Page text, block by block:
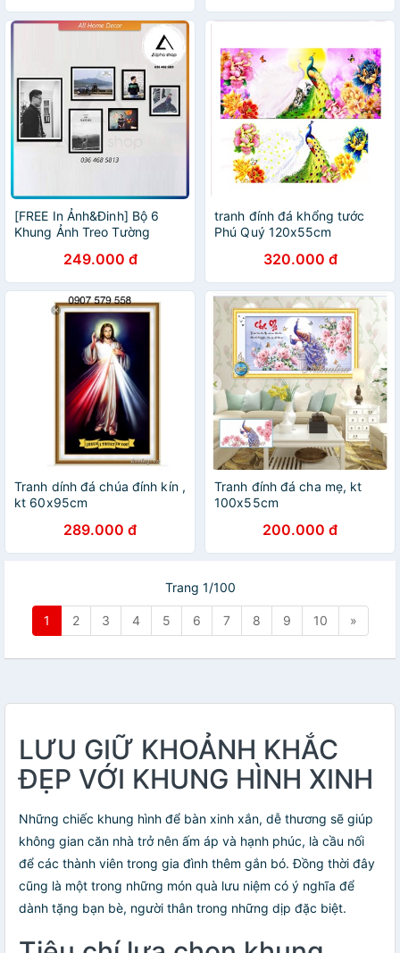
[FREE In Ảnh&Đinh] Bộ 6
Khung Ảnh Treo Tường
249.000 đ
tranh đính đá khổng tước
Phú Quý 120x55cm
320.000 đ
Tranh dính đá chúa đính kín ,
kt 60x95cm
289.000 đ
Tranh đính đá cha mẹ, kt
100x55cm
200.000 đ
Trang 1/100
1 2 3 4 5 6 7 8 9 10 »
LƯU GIỮ KHOẢNH KHẮC
ĐẸP VỚI KHUNG HÌNH XINH
Những chiếc khung hình để bàn xinh xắn, dễ thương sẽ giúp
không gian căn nhà trở nên ấm áp và hạnh phúc, là cầu nối
để các thành viên trong gia đình thêm gắn bó. Đồng thời đây
cũng là một trong những món quà lưu niệm có ý nghĩa để
dành tặng bạn bè, người thân trong những dịp đặc biệt.